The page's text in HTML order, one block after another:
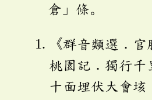
倉」條。
《群音類選．
桃園記．獨行千
十面埋伏大會垓